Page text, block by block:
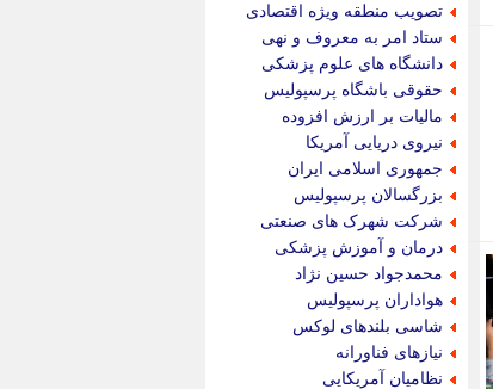
تصویب منطقه ویژه اقتصادی
ستاد امر به معروف و نهی
دانشگاه های علوم پزشکی
حقوقی باشگاه پرسپولیس
مالیات بر ارزش افزوده
نیروی دریایی آمریکا
جمهوری اسلامی ایران
بزرگسالان پرسپولیس
شرکت شهرک های صنعتی
درمان و آموزش پزشکی
محمدجواد حسین نژاد
هواداران پرسپولیس
شاسی بلندهای لوکس
نیازهای فناورانه
نظامیان آمریکایی